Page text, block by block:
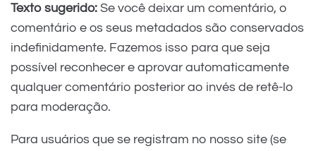
Texto sugerido: Se você deixar um comentário, o
comentário e os seus metadados são conservados
indefinidamente. Fazemos isso para que seja
possível reconhecer e aprovar automaticamente
qualquer comentário posterior ao invés de retê-lo
para moderação.
Para usuários que se registram no nosso site (se